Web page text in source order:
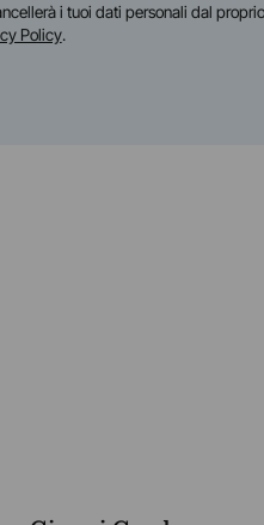
i tuoi dati personali dal
Policy.